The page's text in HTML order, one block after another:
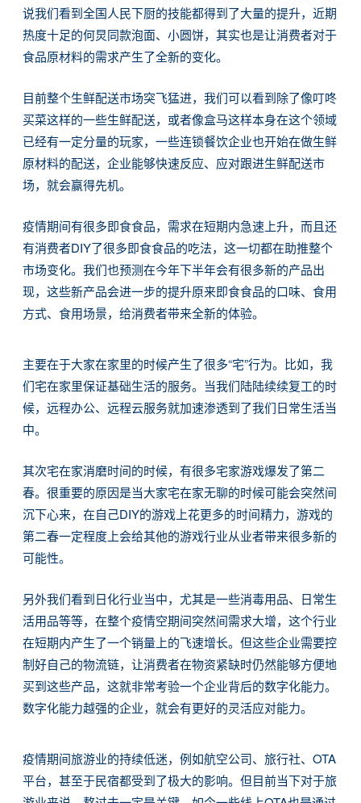
说我们看到全国人民下厨的技能都得到了大量的提升，近期
热度十足的何炅同款泡面、小圆饼，其实也是让消费者对于
食品原材料的需求产生了全新的变化。
目前整个生鲜配送市场突飞猛进，我们可以看到除了像叮咚
买菜这样的一些生鲜配送，或者像盒马这样本身在这个领域
已经有一定分量的玩家，一些连锁餐饮企业也开始在做生鲜
原材料的配送，企业能够快速反应、应对跟进生鲜配送市
场，就会赢得先机。
疫情期间有很多即食食品，需求在短期内急速上升，而且还
有消费者DIY了很多即食食品的吃法，这一切都在助推整个
市场变化。我们也预测在今年下半年会有很多新的产品出
现，这些新产品会进一步的提升原来即食食品的口味、食用
方式、食用场景，给消费者带来全新的体验。
主要在于大家在家里的时候产生了很多“宅”行为。比如，我
们宅在家里保证基础生活的服务。当我们陆陆续续复工的时
候，远程办公、远程云服务就加速渗透到了我们日常生活当
中。
其次宅在家消磨时间的时候，有很多宅家游戏爆发了第二
春。很重要的原因是当大家宅在家无聊的时候可能会突然间
沉下心来，在自己DIY的游戏上花更多的时间精力，游戏的
第二春一定程度上会给其他的游戏行业从业者带来很多新的
可能性。
另外我们看到日化行业当中，尤其是一些消毒用品、日常生
活用品等等，在整个疫情空期间突然间需求大增，这个行业
在短期内产生了一个销量上的飞速增长。但这些企业需要控
制好自己的物流链，让消费者在物资紧缺时仍然能够方便地
买到这些产品，这就非常考验一个企业背后的数字化能力。
数字化能力越强的企业，就会有更好的灵活应对能力。
疫情期间旅游业的持续低迷，例如航空公司、旅行社、OTA
平台，甚至于民宿都受到了极大的影响。但目前当下对于旅